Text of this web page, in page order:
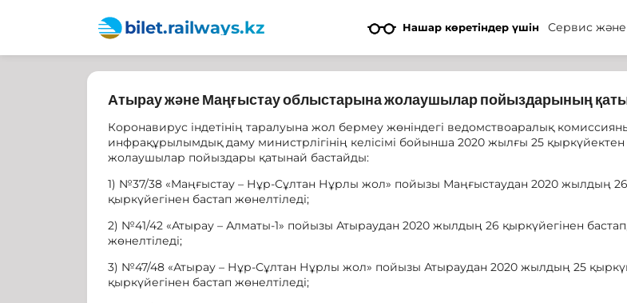
bilet.railways.kz Нашар көретіндер үшін Сервис
Атырау және Маңғыстау облыстарына жолаушылар пойыздарының
Коронавирус індетінің таралуына жол бермеу жөніндегі ведомствоаралық
инфрақұрылымдық даму министрлігінің келісімі бойынша 2020 жылғы 25
жолаушылар пойыздары қатынай бастайды:
1) №37/38 «Маңғыстау – Нұр-Сұлтан Нұрлы жол» пойызы Маңғыстаудан 2020 жылдың
қыркүйегінен бастап жөнелтіледі;
2) №41/42 «Атырау – Алматы-1» пойызы Атыраудан 2020 жылдың 26 қыркүйегінен
жөнелтіледі;
3) №47/48 «Атырау – Нұр-Сұлтан Нұрлы жол» пойызы Атыраудан 2020 жылдың 25
қыркүйегінен бастап жөнелтіледі;